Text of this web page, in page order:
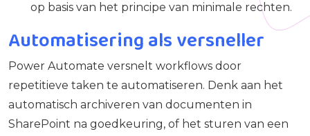
op basis van het principe van minimale rechten.
Automatisering als versneller
Power Automate versnelt workflows door
repetitieve taken te automatiseren. Denk aan het
automatisch archiveren van documenten in
SharePoint na goedkeuring, of het sturen van een